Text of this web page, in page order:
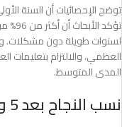
توضح الإحصائيات أن السنة
تؤكد
لسنوات طويلة دون مشكلات.
العظمي، والالتزام بتعليمات
المدى المتوسط.
نسب النجاح بعد 5 و10 سنوات